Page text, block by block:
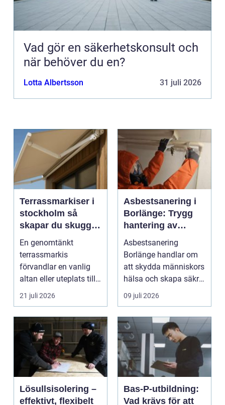
Vad gör en säkerhetskonsult och
när behöver du en?
Lotta Albertsson 31 juli 2026
Terrassmarkiser i
stockholm så
skapar du skugga,
stil och komfort på
uteplatsen
En genomtänkt
terrassmarkis
förvandlar en vanlig
altan eller uteplats till
ett extra rum under
somma...
21 juli 2026
Asbestsanering i
Borlänge: Trygg
hantering av
farliga fibrer
Asbestsanering
Borlänge handlar om
att skydda människors
hälsa och skapa säkra
m...
09 juli 2026
Lösullsisolering –
effektivt, flexibelt
Bas-P-utbildning:
Vad krävs för att